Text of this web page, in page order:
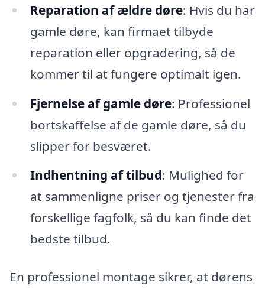
Reparation af ældre døre: Hvis du har
gamle døre, kan firmaet tilbyde
reparation eller opgradering, så de
kommer til at fungere optimalt igen.
Fjernelse af gamle døre: Professionel
bortskaffelse af de gamle døre, så du
slipper for besværet.
Indhentning af tilbud: Mulighed for
at sammenligne priser og tjenester fra
forskellige fagfolk, så du kan finde det
bedste tilbud.
En professionel montage sikrer, at dørens